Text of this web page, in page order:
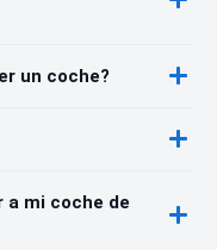
un coche?
a mi coche de